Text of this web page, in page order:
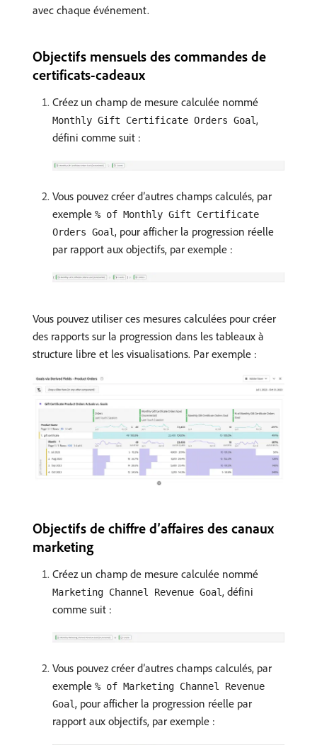
avec chaque événement.
Objectifs mensuels des commandes de
certificats-cadeaux
Créez un champ de mesure calculée nommé
Monthly Gift Certificate Orders Goal,
défini comme suit :
Vous pouvez créer d’autres champs calculés, par
exemple % of Monthly Gift Certificate
Orders Goal, pour afficher la progression réelle
par rapport aux objectifs, par exemple :
Vous pouvez utiliser ces mesures calculées pour créer
des rapports sur la progression dans les tableaux à
structure libre et les visualisations. Par exemple :
Objectifs de chiffre d’affaires des canaux
marketing
Créez un champ de mesure calculée nommé
Marketing Channel Revenue Goal, défini
comme suit :
Vous pouvez créer d’autres champs calculés, par
exemple % of Marketing Channel Revenue
Goal, pour afficher la progression réelle par
rapport aux objectifs, par exemple :